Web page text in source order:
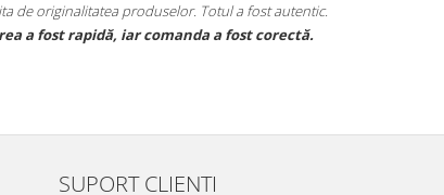
de originalitatea produselor. Totul a fost autentic.
a fost rapidă, iar comanda a fost corectă.
SUPORT CLIENTI